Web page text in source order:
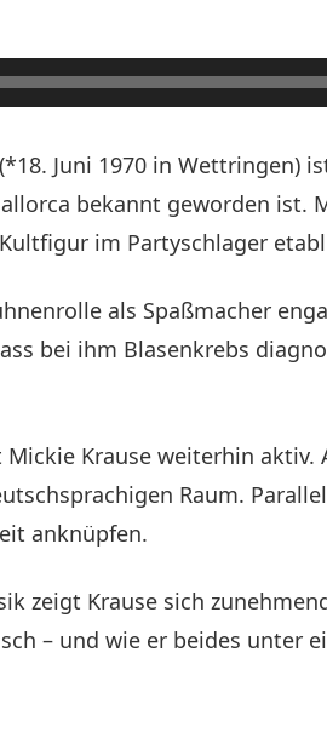
Juni 1970 in Wettringen)
bekannt geworden ist.
im Partyschlager
als Spaßmacher
bei ihm Blasenkrebs
Krause weiterhin
Raum.
anknüpfen.
zeigt Krause sich
– und wie er beides unter